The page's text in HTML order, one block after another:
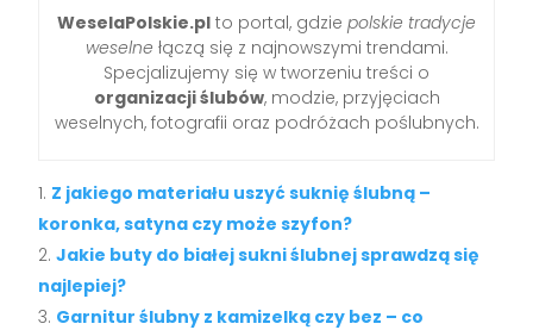
WeselaPolskie.pl to portal, gdzie polskie tradycje
weselne łączą się z najnowszymi trendami.
Specjalizujemy się w tworzeniu treści o
organizacji ślubów, modzie, przyjęciach
weselnych, fotografii oraz podróżach poślubnych.
Z jakiego materiału uszyć suknię ślubną –
koronka, satyna czy może szyfon?
Jakie buty do białej sukni ślubnej sprawdzą się
najlepiej?
Garnitur ślubny z kamizelką czy bez – co